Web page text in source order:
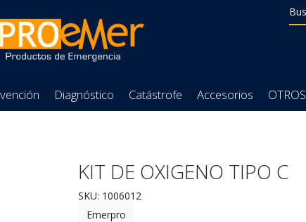
Diagnóstico Catástrofe Accesorios OTROS
KIT DE OXIGENO TIPO C
SKU: 1006012
Emerpro